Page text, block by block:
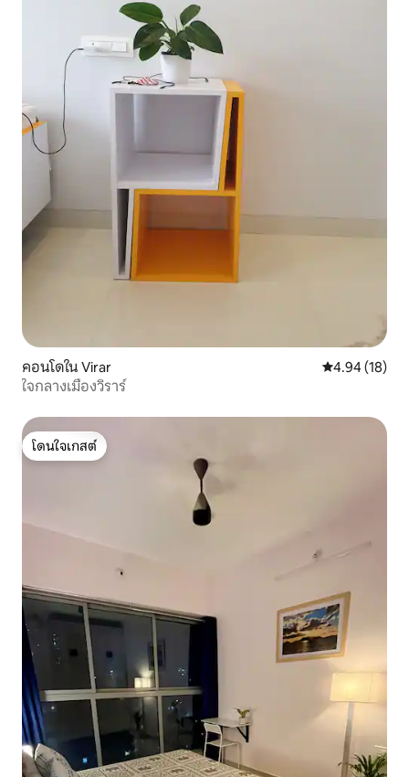
คอนโดใน Virar คะแนนเฉลี่ย
4.94 (18)
ใจกลางเมืองวิราร์
โดนใจเกสต์
โดนใจเกสต์